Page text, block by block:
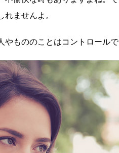
ませんよ。
もののことはコントロールで